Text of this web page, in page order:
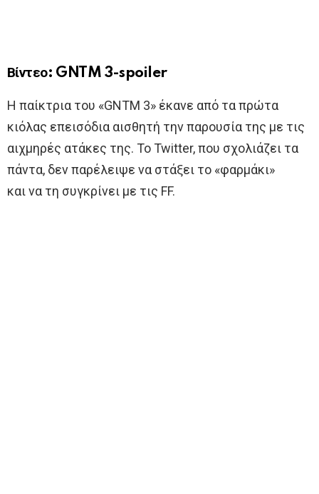
Βίντεο: GNTM 3-spoiler
Η παίκτρια του «GNTM 3» έκανε από τα πρώτα
κιόλας επεισόδια αισθητή την παρουσία της με τις
αιχμηρές ατάκες της. Το Twitter, που σχολιάζει τα
πάντα, δεν παρέλειψε να στάξει το «φαρμάκι»
και να τη συγκρίνει με τις FF.